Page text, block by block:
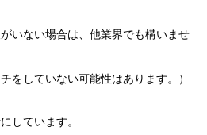
いない場合は、他業界でも構いませ
をしていない可能性はあります。）
しています。